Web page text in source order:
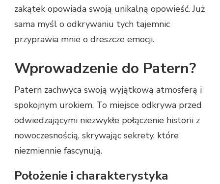
zakątek opowiada swoją unikalną opowieść. Już
sama myśl o odkrywaniu tych tajemnic
przyprawia mnie o dreszcze emocji.
Wprowadzenie do Patern?
Patern zachwyca swoją wyjątkową atmosferą i
spokojnym urokiem. To miejsce odkrywa przed
odwiedzającymi niezwykłe połączenie historii z
nowoczesnością, skrywając sekrety, które
niezmiennie fascynują.
Położenie i charakterystyka